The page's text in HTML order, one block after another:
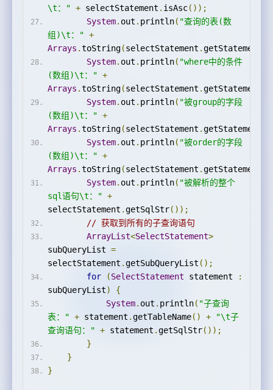
\t：" + selectStatement . isAsc());
System. out . println( "查询的表(数
组)\t：" +
Arrays .toString(selectStatement .
System. out . println( "where中的条件
(数组)\t：" +
Arrays .toString(selectStatement .
System. out . println( "被group的字段
(数组)\t：" +
Arrays .toString(selectStatement .
System. out . println( "被order的字段
(数组)\t：" +
Arrays .toString(selectStatement .
System. out . println( "被解析的整个
sql语句\t：" +
selectStatement .getSqlStr());
// 获取到所有的子查询语句
ArrayList<SelectStatement>
subQueryList =
selectStatement .getSubQueryList ();
for
(SelectStatement statement
:
subQueryList)
{
System. out . println( "子查询
表：" + statement .getTableName() +
"\t子
查询语句：" + statement . getSqlStr());
}
}
}